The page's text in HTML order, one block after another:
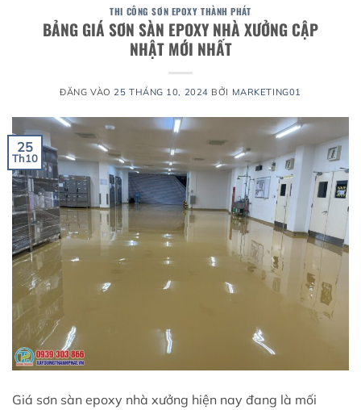
THI CÔNG SƠN EPOXY THÀNH PHÁT
BẢNG GIÁ SƠN SÀN EPOXY NHÀ XƯỞNG CẬP
NHẬT MỚI NHẤT
ĐĂNG VÀO 25 THÁNG 10, 2024 BỞI MARKETING01
25
Th10
Giá sơn sàn epoxy nhà xưởng hiện nay đang là mối